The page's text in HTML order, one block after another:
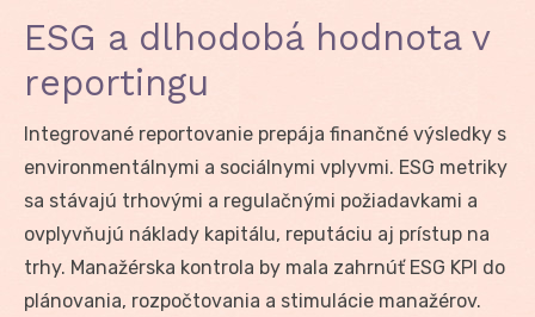
ESG a dlhodobá hodnota v
reportingu
Integrované reportovanie prepája finančné výsledky s
environmentálnymi a sociálnymi vplyvmi. ESG metriky
sa stávajú trhovými a regulačnými požiadavkami a
ovplyvňujú náklady kapitálu, reputáciu aj prístup na
trhy. Manažérska kontrola by mala zahrnúť ESG KPI do
plánovania, rozpočtovania a stimulácie manažérov.